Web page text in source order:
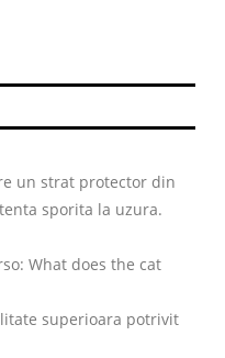
un strat protector din
sporita la uzura.
What does the cat
superioara potrivit